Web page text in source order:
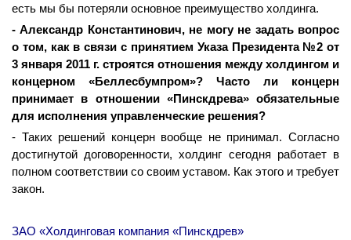
есть мы бы потеряли основное преимущество холдинга.
- Александр Константинович, не могу не задать вопрос
о том, как в связи с принятием Указа Президента №2 от
3 января 2011 г. строятся отношения между холдингом и
концерном «Беллесбумпром»? Часто ли концерн
принимает в отношении «Пинскдрева» обязательные
для исполнения управленческие решения?
- Таких решений концерн вообще не принимал. Согласно
достигнутой договоренности, холдинг сегодня работает в
полном соответствии со своим уставом. Как этого и требует
закон.
ЗАО «Холдинговая компания «Пинскдрев»